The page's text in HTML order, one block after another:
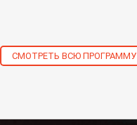
СМОТРЕТЬ ВСЮ ПРОГРАММУ